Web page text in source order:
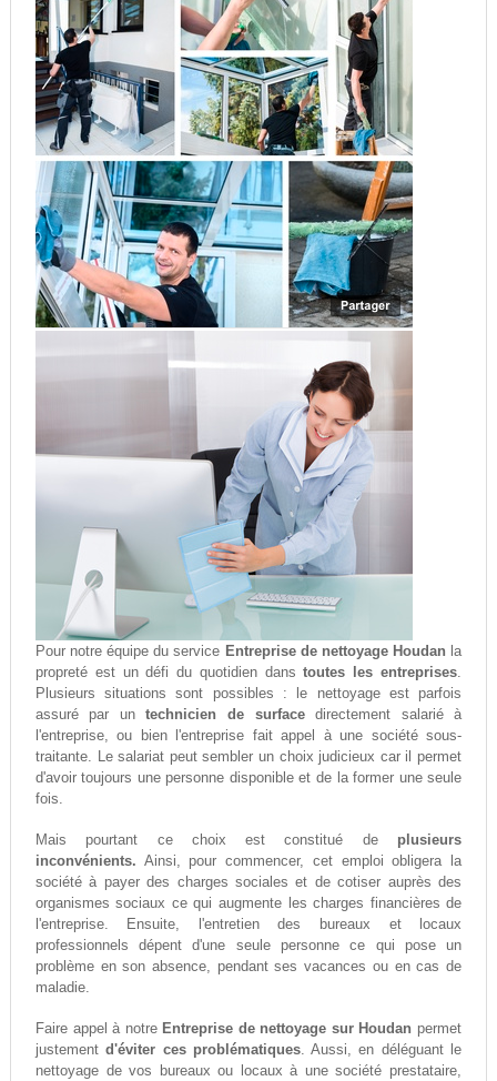
Pour notre équipe du service Entreprise de nettoyage Houdan la
propreté est un défi du quotidien danstoutes les entreprises.
Plusieurs situations sont possibles : le nettoyage est parfois
assuré par untechnicien de surfacedirectement salarié à
l'entreprise, ou bien l'entreprise fait appel à une société sous-
traitante. Le salariat peut sembler un choix judicieux car il permet
d'avoir toujours une personne disponible et de la former une seule
fois.
Mais pourtant ce choix est constitué de plusieurs
inconvénients. Ainsi, pour commencer, cet emploi obligera la
société à payer des charges sociales et de cotiser auprès des
organismes sociaux ce qui augmente les charges financières de
l'entreprise. Ensuite, l'entretien des bureaux et locaux
professionnels dépent d'une seule personne ce qui pose un
problème en son absence, pendant ses vacances ou en cas de
maladie.
Faire appel à notre Entreprise de nettoyage sur Houdan permet
justementd'éviter ces problématiques. Aussi, en déléguant le
nettoyage de vos bureaux ou locaux à une société prestataire,